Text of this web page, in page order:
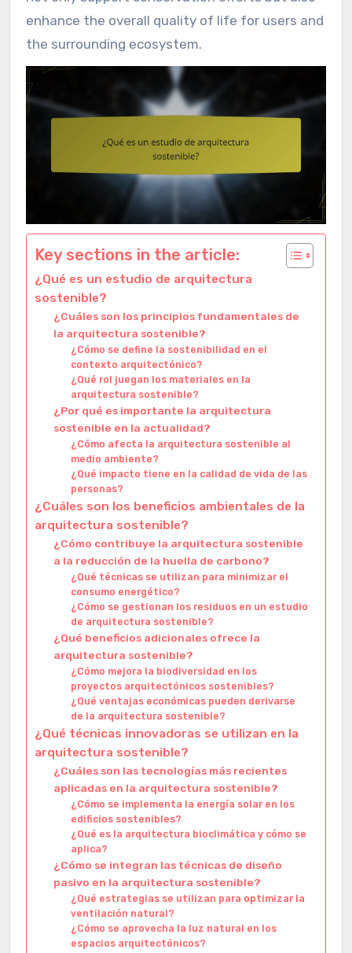
enhance the overall quality of life for users and
the surrounding ecosystem.
Key sections in the article:
¿Qué es un estudio de arquitectura
sostenible?
¿Cuáles son los principios fundamentales de
la arquitectura sostenible?
¿Cómo se define la sostenibilidad en el
contexto arquitectónico?
¿Qué rol juegan los materiales en la
arquitectura sostenible?
¿Por qué es importante la arquitectura
sostenible en la actualidad?
¿Cómo afecta la arquitectura sostenible al
medio ambiente?
¿Qué impacto tiene en la calidad de vida de las
personas?
¿Cuáles son los beneficios ambientales de la
arquitectura sostenible?
¿Cómo contribuye la arquitectura sostenible
a la reducción de la huella de carbono?
¿Qué técnicas se utilizan para minimizar el
consumo energético?
¿Cómo se gestionan los residuos en un estudio
de arquitectura sostenible?
¿Qué beneficios adicionales ofrece la
arquitectura sostenible?
¿Cómo mejora la biodiversidad en los
proyectos arquitectónicos sostenibles?
¿Qué ventajas económicas pueden derivarse
de la arquitectura sostenible?
¿Qué técnicas innovadoras se utilizan en la
arquitectura sostenible?
¿Cuáles son las tecnologías más recientes
aplicadas en la arquitectura sostenible?
¿Cómo se implementa la energía solar en los
edificios sostenibles?
¿Qué es la arquitectura bioclimática y cómo se
aplica?
¿Cómo se integran las técnicas de diseño
pasivo en la arquitectura sostenible?
¿Qué estrategias se utilizan para optimizar la
ventilación natural?
¿Cómo se aprovecha la luz natural en los
espacios arquitectónicos?